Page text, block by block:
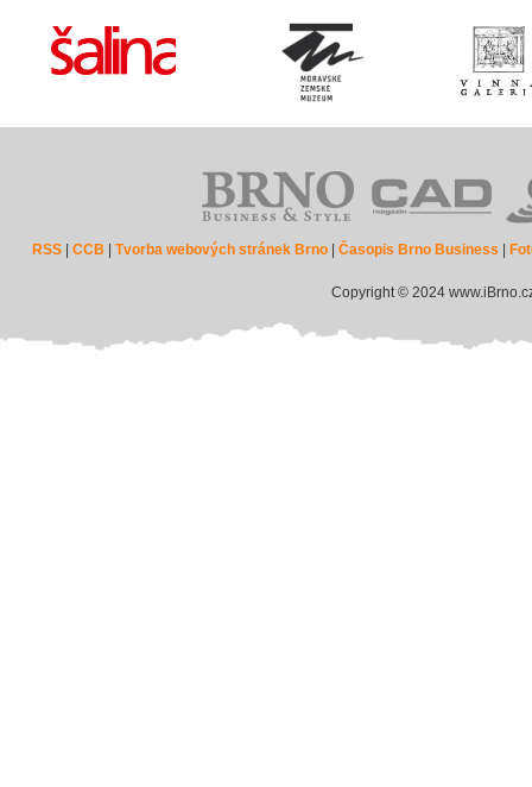
RSS |CCB |Tvorba webových stránek Brno |Časopis Brno Business
Copyright © 2024